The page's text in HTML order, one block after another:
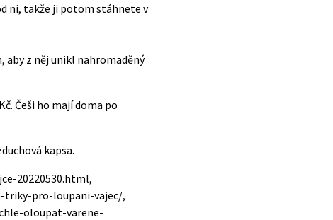
ni, takže ji potom stáhnete v
aby z něj unikl nahromaděný
Češi ho mají doma po
kapsa.
20220530.html,
triky-pro-loupani-vajec/,
oloupat-varene-